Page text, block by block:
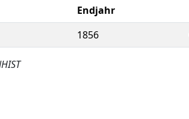
Endjahr
1856